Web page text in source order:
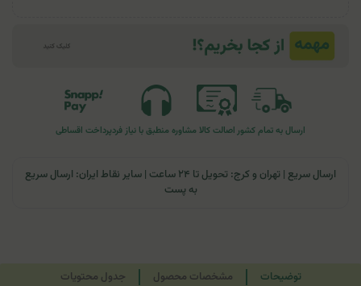
ارسال به تمام کشوراصالت کالا مشاوره منطبق با نیاز فردپرداخت اقساطی
ارسال سریع | تهران و کرج: تحویل تا ۲۴ ساعت | سایر نقاط ایران: ارسال سریع
به پست
توضیحات مشخصات محصول جدول محتویات